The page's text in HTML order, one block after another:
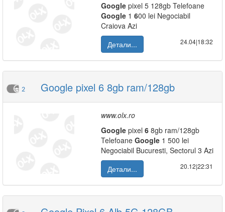
Google pixel 5 128gb Telefoane
Google 1 600 lei Negociabil
Craiova Azi
Детали...
24.04|18:32
2 Google pixel 6 8gb ram/128gb
www.olx.ro
Google pixel 6 8gb ram/128gb
Telefoane Google 1 500 lei
Negociabil Bucuresti, Sectorul 3 Azi
Детали...
20.12|22:31